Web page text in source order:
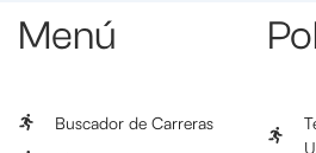
Menú
Buscador de Carreras